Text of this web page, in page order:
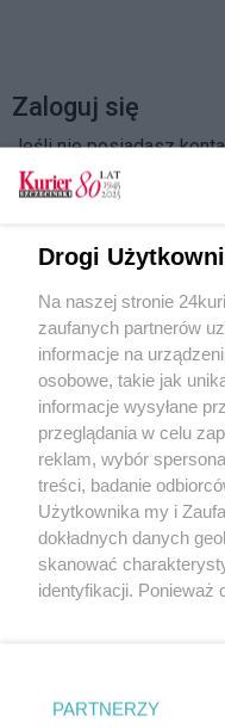
Zaloguj się
Jeśli nie posiadasz
Zapamiętać?
Zaloguj
Zapomniałem hasła
Copyright ©
Drogi
Na naszej stronie
zaufanych partnerów
informacje na
osobowe, takie jak
informacje wysyłane
przeglądania w celu
reklam, wybór
treści, badanie
Użytkownika my i
dokładnych danych
skanować
identyfikacji. Ponieważ
prywatności
. Niektóre rodzaje
PARTNERZY